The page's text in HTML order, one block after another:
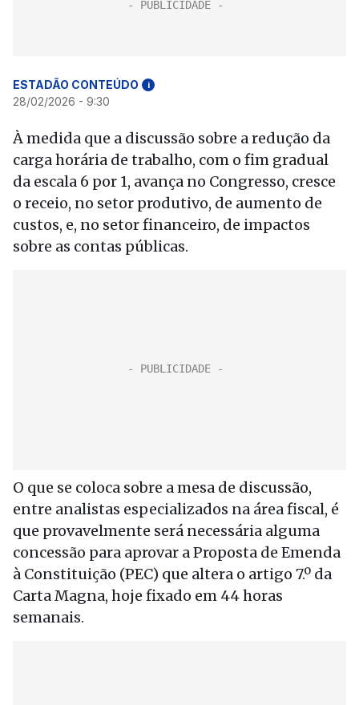
ESTADÃO CONTEÚDO i
28/02/2026 - 9:30
À medida que a discussão sobre a redução da
carga horária de trabalho, com o fim gradual
da escala 6 por 1, avança no Congresso, cresce
o receio, no setor produtivo, de aumento de
custos, e, no setor financeiro, de impactos
sobre as contas públicas.
O que se coloca sobre a mesa de discussão,
entre analistas especializados na área fiscal, é
que provavelmente será necessária alguma
concessão para aprovar a Proposta de Emenda
à Constituição (PEC) que altera o artigo 7.º da
Carta Magna, hoje fixado em 44 horas
semanais.